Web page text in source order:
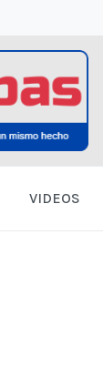
VIDEOS